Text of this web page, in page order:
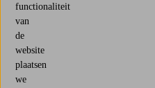
functionaliteit
van
de
website
plaatsen
we